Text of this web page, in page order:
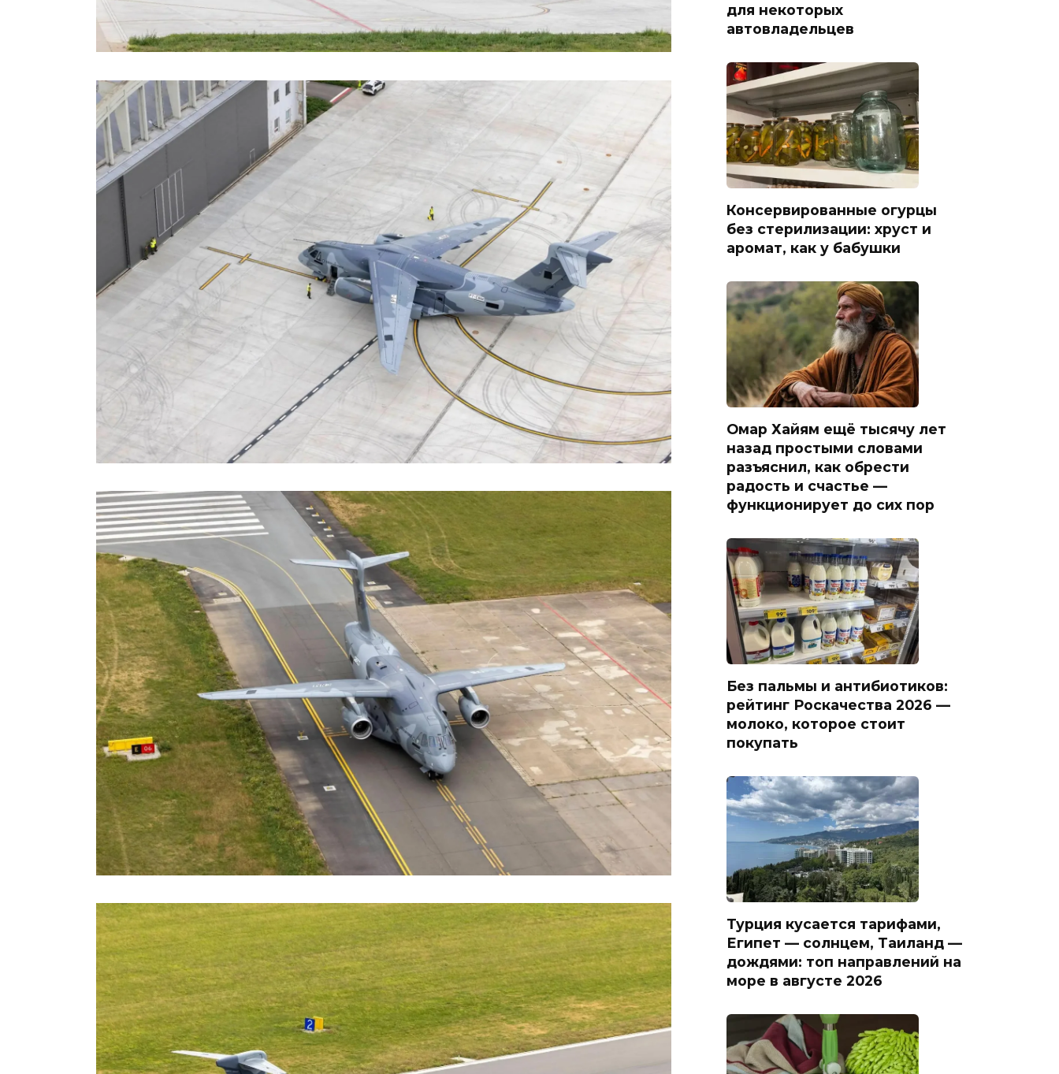
для некоторых
автовладельцев
Консервированные огурцы
без стерилизации: хруст и
аромат, как у бабушки
Омар Хайям ещё тысячу лет
назад простыми словами
разъяснил, как обрести
радость и счастье —
функционирует до сих пор
Без пальмы и антибиотиков:
рейтинг Роскачества 2026 —
молоко, которое стоит
покупать
Турция кусается тарифами,
Египет — солнцем, Таиланд —
дождями: топ направлений на
море в августе 2026